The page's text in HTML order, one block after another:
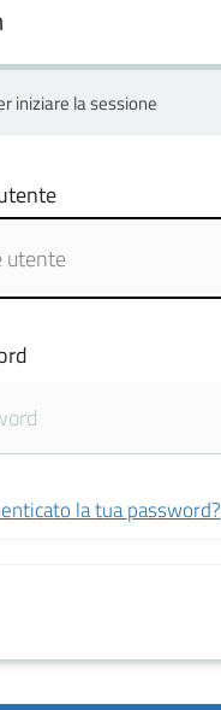
iniziare la sessione
la tua password?